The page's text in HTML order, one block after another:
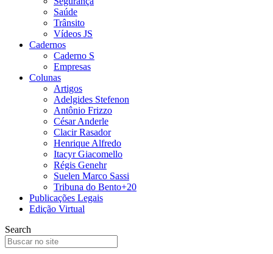
Saúde
Trânsito
Vídeos JS
Cadernos
Caderno S
Empresas
Colunas
Artigos
Adelgides Stefenon
Antônio Frizzo
César Anderle
Clacir Rasador
Henrique Alfredo
Itacyr Giacomello
Régis Genehr
Suelen Marco Sassi
Tribuna do Bento+20
Publicações Legais
Edição Virtual
Search